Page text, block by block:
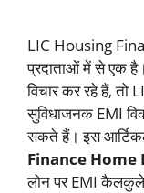
LIC Housing
प्रदाताओं में से एक
विचार कर रहे हैं, तो
सुविधाजनक EMI
सकते हैं। इस
Finance
लोन पर EMI